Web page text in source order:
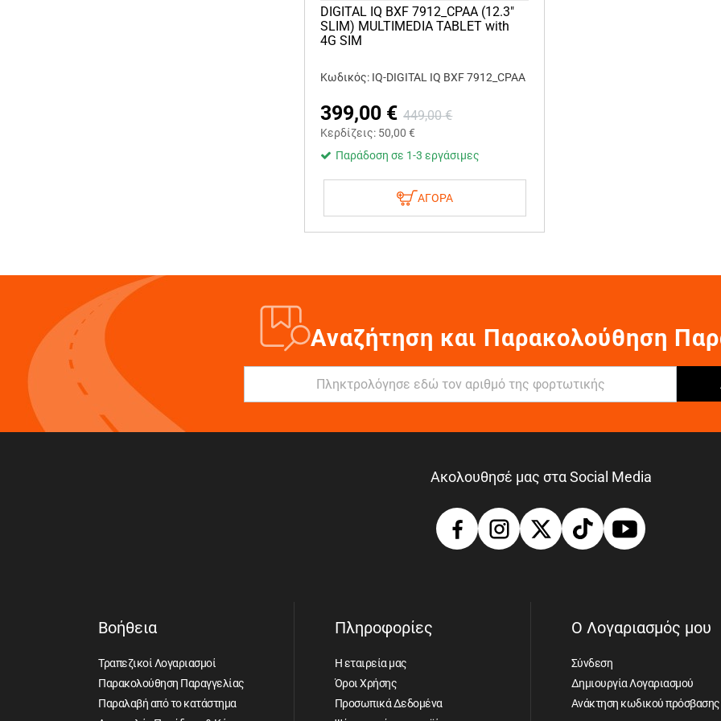
DIGITAL IQ BXF 7912_CPAA (12.3"
SLIM) MULTIMEDIA TABLET with
4G SIM
Κωδικός: IQ-DIGITAL IQ BXF 7912_CPAA
399,00 € 449,00 €
Κερδίζεις: 50,00 €
Παράδοση σε 1-3 εργάσιμες
ΑΓΟΡΑ
Αναζήτηση και Παρακολούθηση
Ακολουθησέ μας στα Social Media
Βοήθεια
Τραπεζικοί Λογαριασμοί
Παρακολούθηση Παραγγελίας
Παραλαβή από το κατάστημα
Πληροφορίες
Η εταιρεία μας
Όροι Χρήσης
Προσωπικά Δεδομένα
Ο Λογαριασμός μου
Σύνδεση
Δημιουργία Λογαριασμού
Ανάκτηση κωδικού πρόσβασης